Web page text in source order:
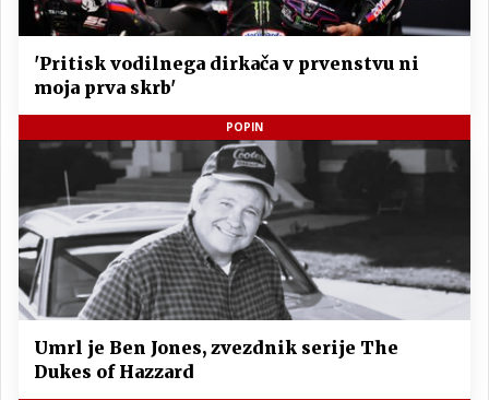
'Pritisk vodilnega dirkača v prvenstvu ni
moja prva skrb'
POPIN
Umrl je Ben Jones, zvezdnik serije The
Dukes of Hazzard